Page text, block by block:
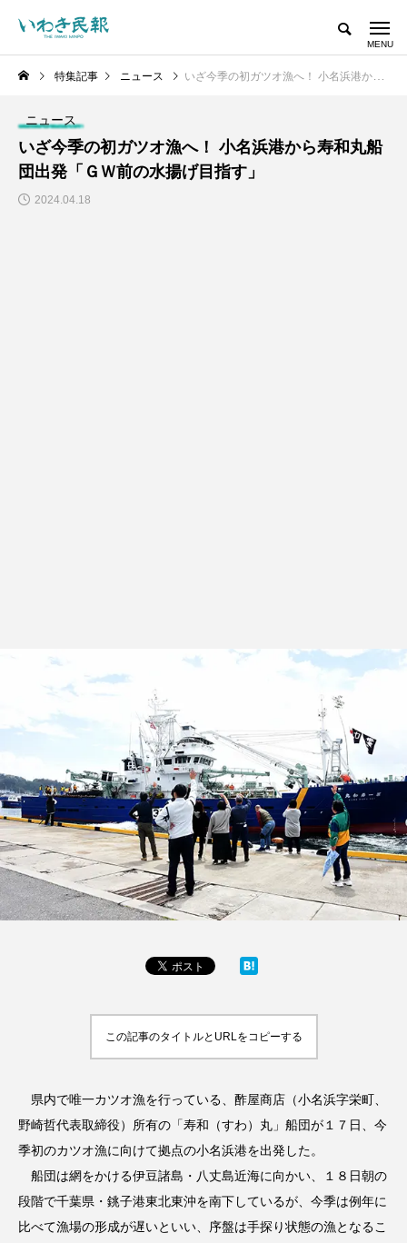
特集記事 ニュース いざ今季の初ガツオ漁へ！ 小名浜港から寿和丸船団出発「ＧＷ前の水揚げ目指す」
ニュース
いざ今季の初ガツオ漁へ！ 小名浜港から寿和丸船
団出発「ＧＷ前の水揚げ目指す」
2024.04.18
この記事のタイトルとURLをコピーする
県内で唯一カツオ漁を行っている、酢屋商店（小名浜字栄町、
野崎哲代表取締役）所有の「寿和（すわ）丸」船団が１７日、今
季初のカツオ漁に向けて拠点の小名浜港を出発した。
船団は網をかける伊豆諸島・八丈島近海に向かい、１８日朝の
段階で千葉県・銚子港東北東沖を南下しているが、今季は例年に
比べて漁場の形成が遅いといい、序盤は手探り状態の漁となるこ